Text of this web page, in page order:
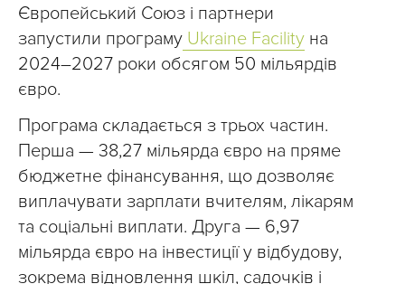
Європейський Союз і партнери
запустили програму Ukraine Facility на
2024–2027 роки обсягом 50 мільярдів
євро.
Програма складається з трьох частин.
Перша — 38,27 мільярда євро на пряме
бюджетне фінансування, що дозволяє
виплачувати зарплати вчителям, лікарям
та соціальні виплати. Друга — 6,97
мільярда євро на інвестиції у відбудову,
зокрема відновлення шкіл, садочків і